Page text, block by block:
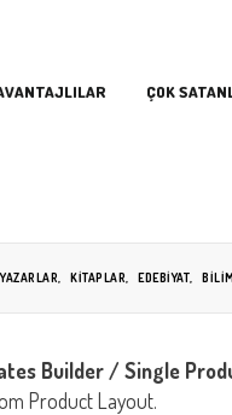
ÇOK
YAZARLAR KİTAPLAR EDEBIYAT
Builder / Single
Product Layout.